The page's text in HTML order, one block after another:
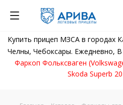
Купить прицеп МЗСА в городах
Челны, Чебоксары. Ежедневно, В
Фаркоп Фольксваген
Skoda Superb